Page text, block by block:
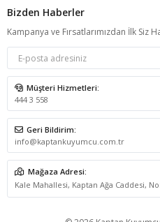
Bizden Haberler
Kampanya ve Fırsatlarımızdan İlk Siz
Müşteri Hizmetleri:
444 3 558
Geri Bildirim:
info@kaptankuyumcu.com.tr
Mağaza Adresi:
Kale Mahallesi, Kaptan Ağa Caddesi,